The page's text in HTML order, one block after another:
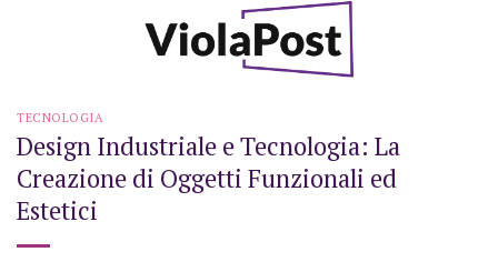
TECNOLOGIA
Design Industriale e Tecnologia: La
Creazione di Oggetti Funzionali ed
Estetici